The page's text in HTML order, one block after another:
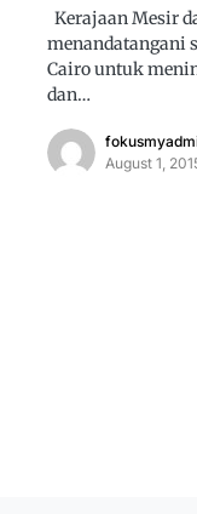
Kerajaan Mesir
menandatangani
Cairo untuk
dan…
August 1,